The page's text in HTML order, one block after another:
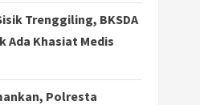
Trenggiling, BKSDA
Ada Khasiat Medis
Polresta